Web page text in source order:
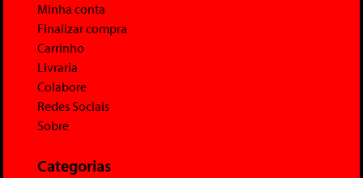
Minha conta
Finalizar compra
Carrinho
Livraria
Colabore
Redes Sociais
Sobre
Categorias